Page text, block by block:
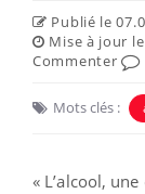
Publié le
Mise à jour
Commenter
Mots clés :
« L’alcool,